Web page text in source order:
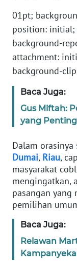
01pt;
position: initial;
background-
attachment:
background-
Baca Juga:
Gus Miftah:
yang
Dalam
Dumai, Riau,
masyarakat
mengingatkan,
pasangan yang
pemilihan
Baca Juga:
Relawan
TENTANG
KAMI
PEDOMAN
MEDIA
REDAKSI
DISCLAIMER
Wahana
News
Regional
WN
SUMUT